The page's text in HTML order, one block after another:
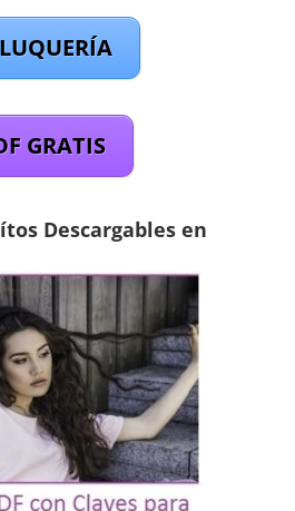
GRATIS
Descargables en